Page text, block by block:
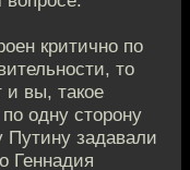
критично по
то
и вы, такое
одну сторону
задавали
Геннадия